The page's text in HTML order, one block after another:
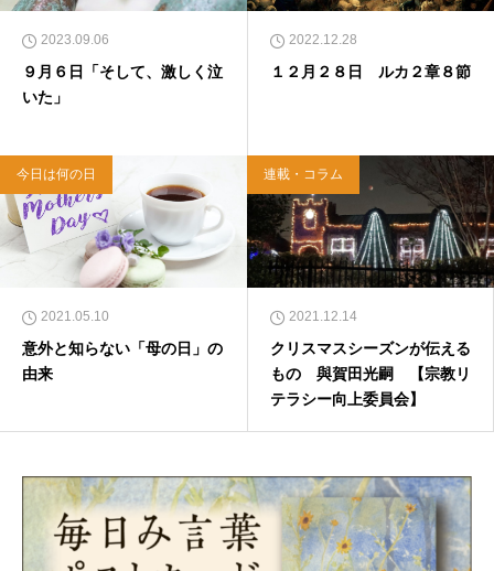
2023.09.06
９月６日「そして、激しく泣
いた」
2022.12.28
１２月２８日 ルカ２章８節
今日は何の日
2021.05.10
意外と知らない「母の日」の
由来
連載・コラム
2021.12.14
クリスマスシーズンが伝える
もの 與賀田光嗣 【宗教リ
テラシー向上委員会】